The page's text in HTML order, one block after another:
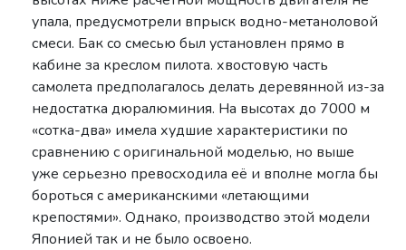
упала, предусмотрели впрыск водно-метаноловой
смеси. Бак со смесью был установлен прямо в
кабине за креслом пилота. хвостовую часть
самолета предполагалось делать деревянной из-за
недостатка дюралюминия. На высотах до 7000 м
«сотка-два» имела худшие характеристики по
сравнению с оригинальной моделью, но выше
уже серьезно превосходила её и вполне могла бы
бороться с американскими «летающими
крепостями». Однако, производство этой модели
Японией так и не было освоено.